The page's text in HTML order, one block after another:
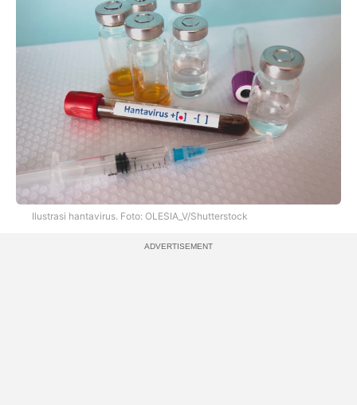
Ilustrasi hantavirus. Foto: OLESIA_V/Shutterstock
ADVERTISEMENT